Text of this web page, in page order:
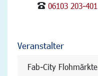
06103 203-401
Veranstalter
Fab-City Flohmärkte